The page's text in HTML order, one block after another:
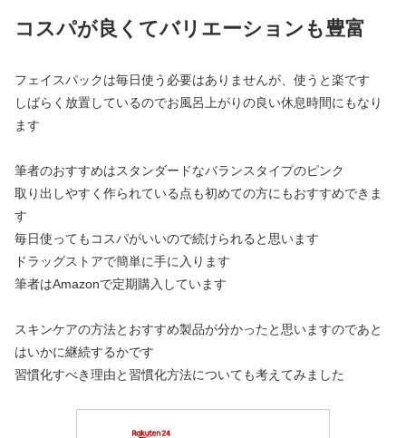
コスパが良くてバリエーションも豊富
フェイスパックは毎日使う必要はありませんが、使うと楽です
しばらく放置しているのでお風呂上がりの良い休息時間にもなり
ます
筆者のおすすめはスタンダードなバランスタイプのピンク
取り出しやすく作られている点も初めての方にもおすすめできま
す
毎日使ってもコスパがいいので続けられると思います
ドラッグストアで簡単に手に入ります
筆者はAmazonで定期購入しています
スキンケアの方法とおすすめ製品が分かったと思いますのであと
はいかに継続するかです
習慣化すべき理由と習慣化方法についても考えてみました